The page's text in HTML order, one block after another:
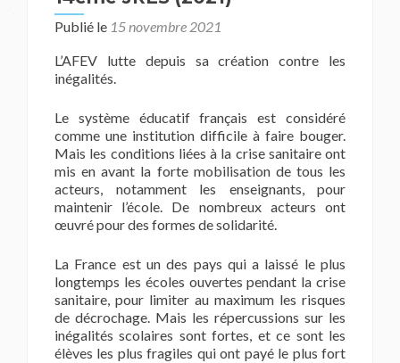
Publié le 15 novembre 2021
L’AFEV lutte depuis sa création contre les
inégalités.
Le système éducatif français est considéré
comme une institution difficile à faire bouger.
Mais les conditions liées à la crise sanitaire ont
mis en avant la forte mobilisation de tous les
acteurs, notamment les enseignants, pour
maintenir l’école. De nombreux acteurs ont
œuvré pour des formes de solidarité.
La France est un des pays qui a laissé le plus
longtemps les écoles ouvertes pendant la crise
sanitaire, pour limiter au maximum les risques
de décrochage. Mais les répercussions sur les
inégalités scolaires sont fortes, et ce sont les
élèves les plus fragiles qui ont payé le plus fort